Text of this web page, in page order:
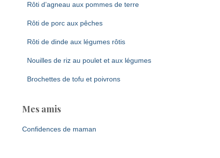
Rôti d’agneau aux pommes de terre
Rôti de porc aux pêches
Rôti de dinde aux légumes rôtis
Nouilles de riz au poulet et aux légumes
Brochettes de tofu et poivrons
Mes amis
Confidences de maman